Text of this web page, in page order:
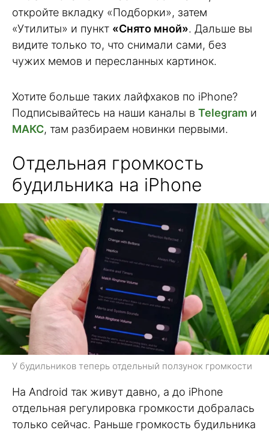
откройте вкладку «Подборки», затем
«Утилиты» и пункт «Снято мной». Дальше вы
видите только то, что снимали сами, без
чужих мемов и пересланных картинок.
Хотите больше таких лайфхаков по iPhone?
Подписывайтесь на наши каналы в Telegram и
МАКС, там разбираем новинки первыми.
Отдельная громкость
будильника на iPhone
У будильников теперь отдельный ползунок громкости
На Android так живут давно, а до iPhone
отдельная регулировка громкости добралась
только сейчас. Раньше громкость будильника